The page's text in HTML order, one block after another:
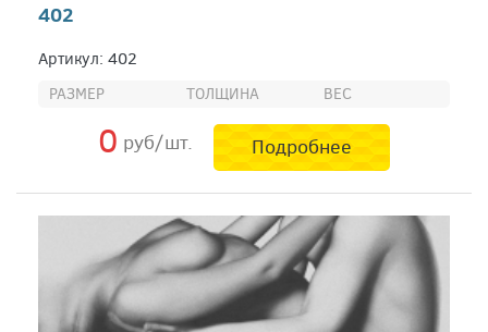
402
Артикул: 402
РАЗМЕР ТОЛЩИНА ВЕС
0 руб/шт. Подробнее